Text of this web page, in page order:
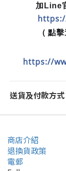
加Line
( 點
https://
送貨及付款方式
商店介紹
退換貨政策
電郵